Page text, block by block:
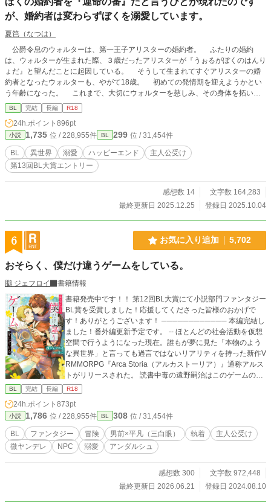
が、婚約者は変わらずぼくを溺愛しています。
夏笆（なつは）
公爵令息のウォルターは、第一王子アリスターの婚約者。 ふたりの婚約
は、ウォルターが生まれた際、３歳だったアリスターが『うぉるがぼくのはんり
ょだ』と望んだことに起因している。 そうして生まれてすぐアリスターの婚
約者となったウォルターも、やがて18歳。 初めての発情期を迎えようかとい
う年齢になった。 これまで、大切にウォルターを慈しみ、その身体を拓いて
来たアリスターは、やがて来るその日を心待ちにしている。 しかし、そんな
幸せな日々に一石を投じるかのように、アリスターの運命の番を名乗る男爵令息
が現れる。 男性しか存在しない、オメガバースの世界です。 改定前の
ものが、小説家になろうに掲載してあります。 ※蔑視する内容を含みます。
BL 完結 長編 R18
24h.ポイント 896pt
小説 1,735 位 / 228,955件 BL 299 位 / 31,454件
BL 異世界 溺愛 ハッピーエンド
主人公受け
第13回BL大賞エントリー
感想数 14
文字数 164,283
最終更新日 2025.12.25
登録日 2025.10.04
6 お気に入り追加 5,702
おそらく、僕だけ違うゲームをしている。
鵩 ジェフロイ
書籍情報
書籍発売中です！！ 第12回BL大賞にて小説部門ファンタジー
BL賞を受賞しました！応援してくださった皆様のおかげで
す！ありがとうございます！ ──────────── 本編完結し
ました！番外編更新予定です。 -- ほとんどの社会活動を仮想
空間で行うようになった現在。誰もが夢に見た「本物のよう
な異世界」と言っても過言ではないリアリティを持った新作V
RMMORPG『Arca Storia（アルカストーリア）』通称アルス
トがリリースされた。 読書中毒の遠野嗣治はこのゲームの宣
伝を見て考えた。「そんなに作り込まれているなら独自の歴
史、文化から生まれた本を読みまくれるのでは…？」と。モ
ンスターとバトルをするでもなく、町から町へ渡り歩くよう
な冒険をガン無視して最初の町のギルド資料室に入り浸り、
町から出る気配が一切ない様子に徐々に困惑するNPC達。爆
笑しながら見守るサポートAI。 ゲームの世界で好きなだけ読
書をして、たまに資金調達の為に情報整理のバイト（※クエ
ていた遠野のゲームプレイ記。 ※メインCPは固定。 ※出会
いは結構早いですが、くっつくのは少し時間かかるかもで
BL 完結 長編 R18
24h.ポイント 873pt
小説 1,786 位 / 228,955件 BL 308 位 / 31,454件
BL ファンタジー 冒険 男前×平凡（三白眼） 執着
主人公受け
微ヤンデレ
NPC 溺愛 アンダルシュ
感想数 300
文字数 972,448
最終更新日 2026.06.21
登録日 2024.08.10